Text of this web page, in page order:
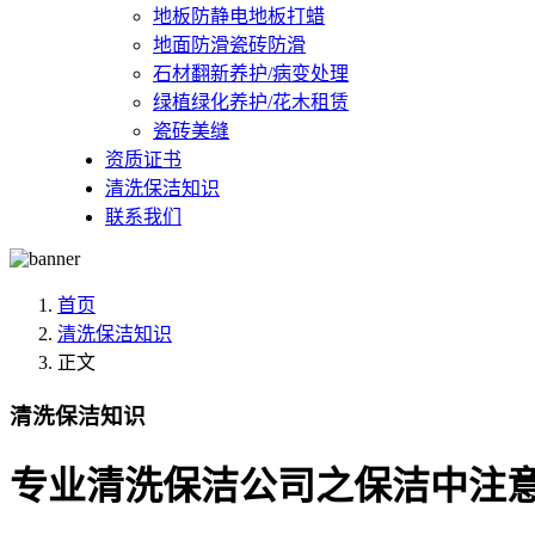
地板防静电地板打蜡
地面防滑瓷砖防滑
石材翻新养护/病变处理
绿植绿化养护/花木租赁
瓷砖美缝
资质证书
清洗保洁知识
联系我们
首页
清洗保洁知识
正文
清洗保洁知识
专业清洗保洁公司之保洁中注